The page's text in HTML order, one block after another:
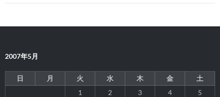
ゲ
ー
ョ
2007年5月
日 月 火 水 木 金
土
1
2 3 4
5